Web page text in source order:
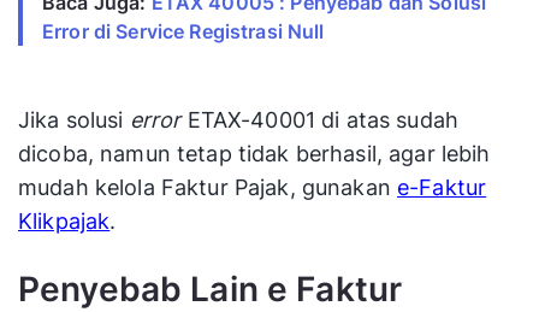
Error di Service Registrasi Null
Jika solusi errorETAX-40001 di atas sudah
dicoba, namun tetap tidak berhasil, agar lebih
mudah kelola Faktur Pajak, gunakan e-Faktur
Klikpajak.
Penyebab Lain e Faktur